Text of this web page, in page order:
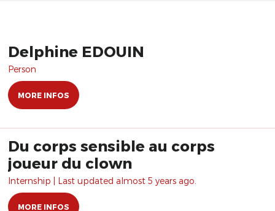
Delphine EDOUIN
Person
MORE INFOS
Du corps sensible au corps
joueur du clown
Internship | Last updated almost 5 years ago.
MORE INFOS